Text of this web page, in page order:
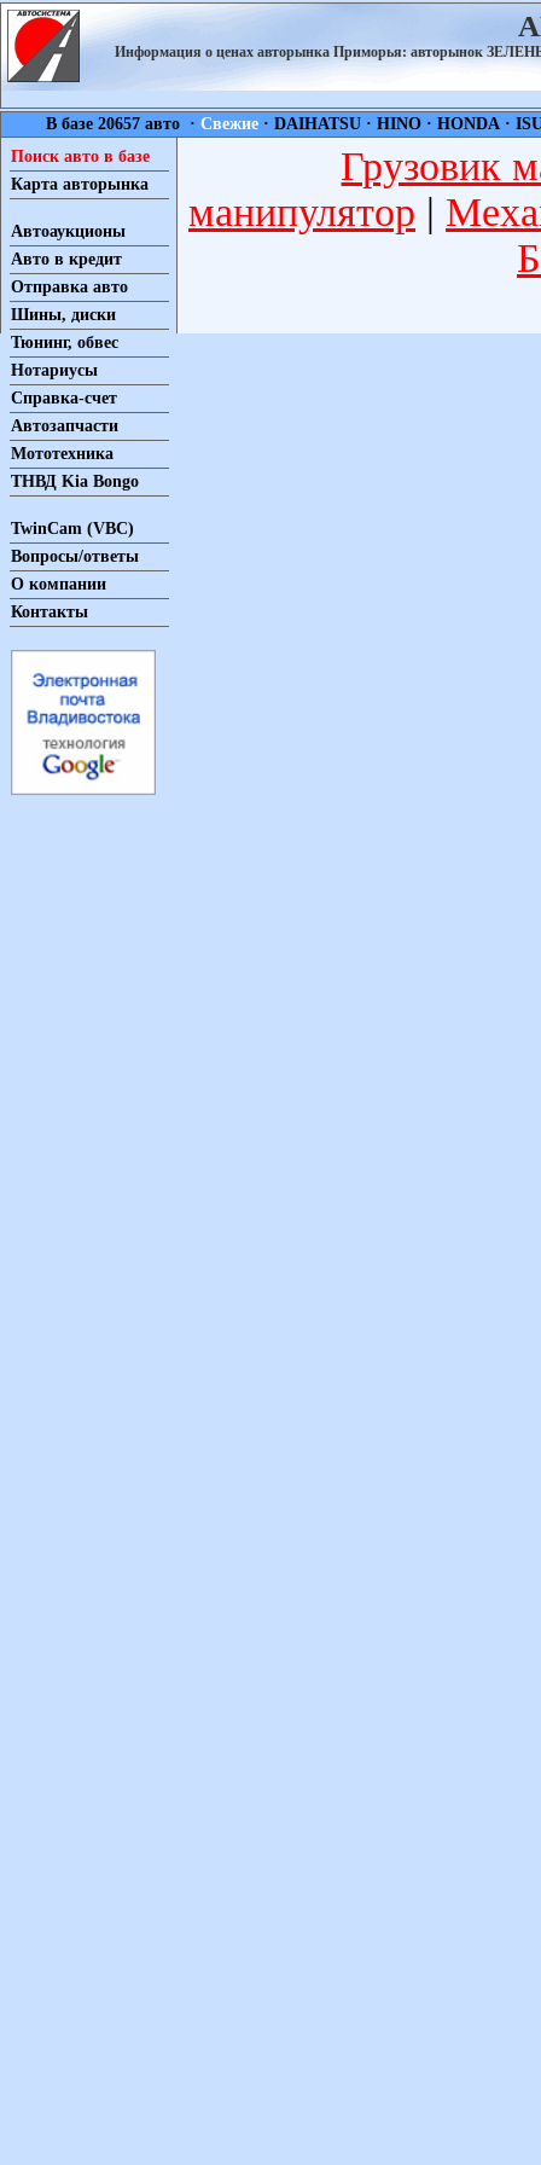
Информация о ценах авторынка Приморья: авторынок
В базе 20657 авто ·Свежие ·DAIHATSU ·HINO ·HONDA ·
Поиск авто в базе
Карта авторынка
Автоаукционы
Авто в кредит
Отправка авто
Шины, диски
Тюнинг, обвес
Нотариусы
Справка-счет
Автозапчасти
Мототехника
ТНВД Kia Bongo
TwinCam (VBC)
Вопросы/ответы
О компании
Контакты
Грузовик
манипулятор |